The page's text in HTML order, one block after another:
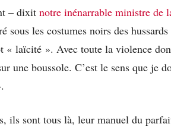
– dixit notre inénarrable ministre de
sous les costumes noirs des
« laïcité ». Avec toute la violence
une boussole. C’est le sens que je
ils sont tous là, leur manuel du